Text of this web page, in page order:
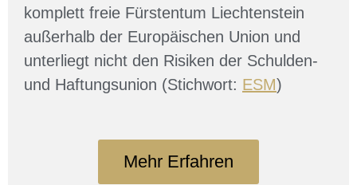
komplett freie Fürstentum Liechtenstein
außerhalb der Europäischen Union und
unterliegt nicht den Risiken der Schulden-
und Haftungsunion (Stichwort: ESM)
Mehr Erfahren